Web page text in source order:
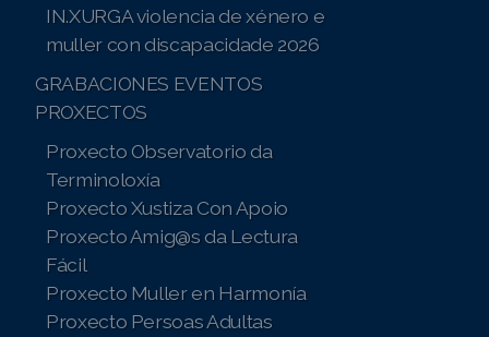
IN.XURGA violencia de xénero e
muller con discapacidade 2026
GRABACIONES EVENTOS
PROXECTOS
Proxecto Observatorio da
Terminoloxía
Proxecto Xustiza Con Apoio
Proxecto Amig@s da Lectura
Fácil
Proxecto Muller en Harmonía
Proxecto Persoas Adultas